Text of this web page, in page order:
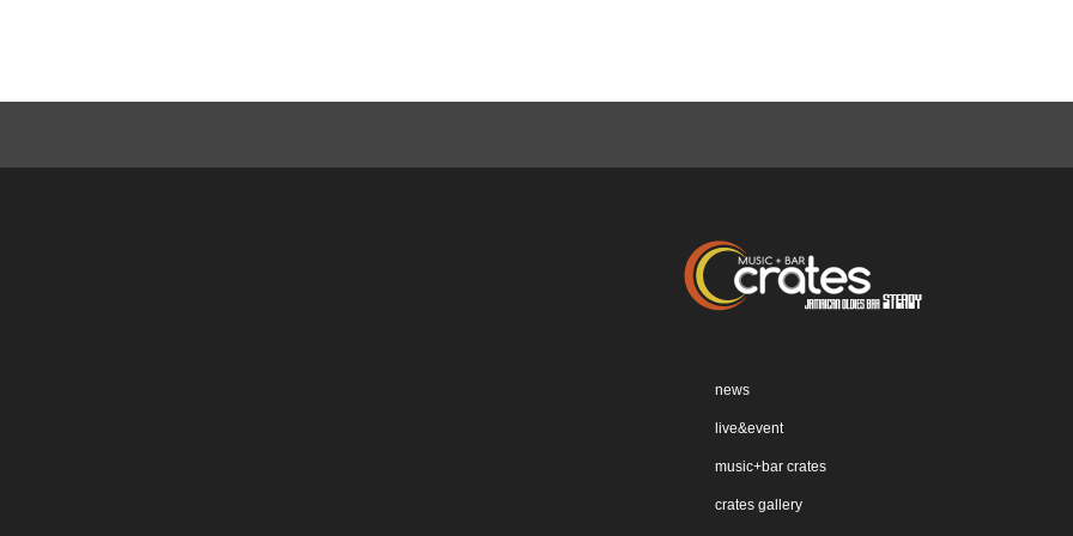
news
live&event
music+bar crates
crates gallery